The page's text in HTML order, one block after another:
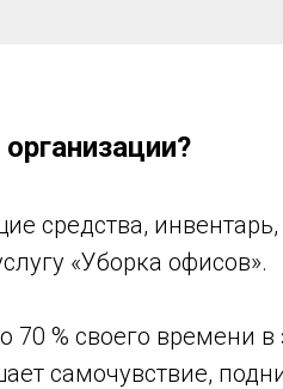
средства,
«Уборка офисов».
% своего времени в
самочувствие,